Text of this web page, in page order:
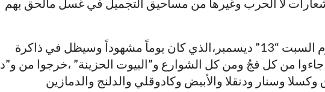
شعارات لا الحرب وغيرها من مساحيق التجميل في غسل مالحق بهم
*نعم “هّبوا” ياود الفكي ،يوم السبت “13” ديسمبر،الذي كان يوماً مشهوداً وسيظل في ذاكرة
من كل فجُ ومن كل الشوارع و”البيوت الحزينة” ،خرجوا من و”د
وكسلا وسنار ودنقلا والأبيض وكادوقلي والدلنج والدمازين